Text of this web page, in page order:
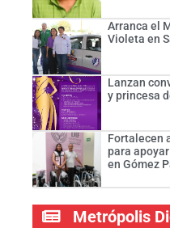
Arranca el
Violeta en
Lanzan
y princesa
Fortalecen
para
en Gómez
Metrópolis